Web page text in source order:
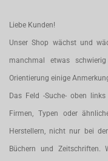
Liebe Kunden!
Unser Shop wächst und
manchmal etwas
Orientierung einige
Das Feld -Suche- oben
Firmen, Typen oder
Herstellern, nicht nur bei
Büchern und Zeitschriften.